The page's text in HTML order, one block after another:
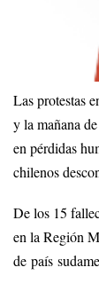
Las protestas
y la mañana
en pérdidas
chilenos
De los 15
en la Región
de país